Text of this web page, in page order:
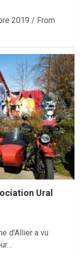
2019 / From
Ural
d'Allier a vu